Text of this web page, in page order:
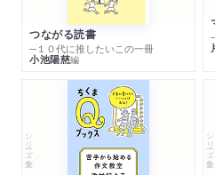
つながる読書
─１０代に推したいこの一冊
小池陽慈編
シリーズ・全集 シリーズ・全集